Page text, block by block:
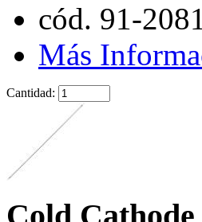
cód. 91-
Más
Cantidad: